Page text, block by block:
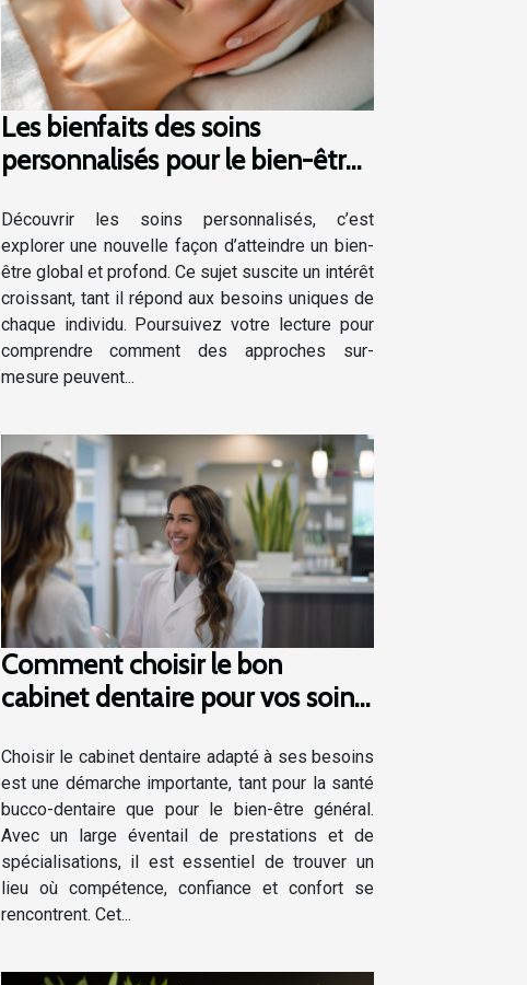
Les bienfaits des soins
personnalisés pour le bien-être
Découvrir les soins personnalisés, c’est
explorer une nouvelle façon d’atteindre un bien-
être global et profond. Ce sujet suscite un intérêt
croissant, tant il répond aux besoins uniques de
chaque individu. Poursuivez votre lecture pour
comprendre comment des approches sur-
mesure peuvent...
Comment choisir le bon
cabinet dentaire pour vos soins
Choisir le cabinet dentaire adapté à ses besoins
est une démarche importante, tant pour la santé
bucco-dentaire que pour le bien-être général.
Avec un large éventail de prestations et de
spécialisations, il est essentiel de trouver un
lieu où compétence, confiance et confort se
rencontrent. Cet...